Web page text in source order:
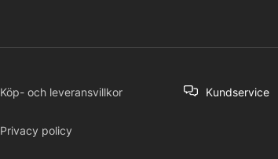
Köp- och leveransvillkor
Privacy policy
Kundservice